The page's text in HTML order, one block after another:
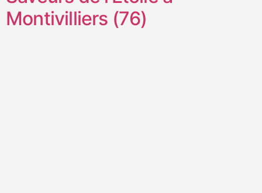
Montivilliers (76)